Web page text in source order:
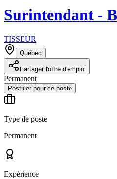
Surintendant -
TISSEUR
Québec
Partager l'offre d'emploi
Permanent
Postuler pour ce poste
Type de poste
Permanent
Expérience